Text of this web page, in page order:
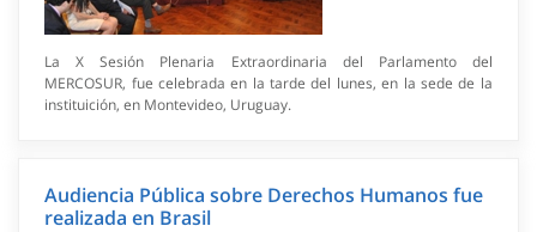
La X Sesión Plenaria Extraordinaria del Parlamento del
MERCOSUR, fue celebrada en la tarde del lunes, en la sede de la
instituición, en Montevideo, Uruguay.
Audiencia Pública sobre Derechos Humanos fue
realizada en Brasil